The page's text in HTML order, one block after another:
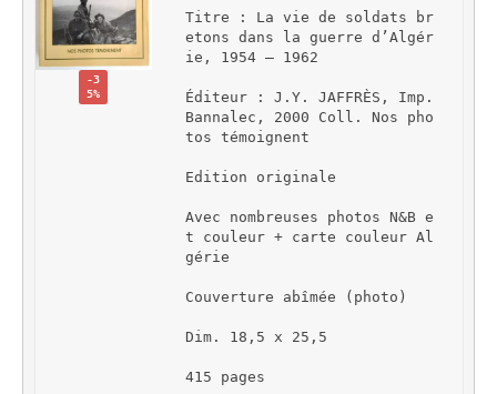
-3
5%
Titre : La vie de soldats br
etons dans la guerre d’Algér
ie, 1954 – 1962
Éditeur : J.Y. JAFFRÈS, Imp.
Bannalec, 2000 Coll. Nos pho
tos témoignent
Edition originale
Avec nombreuses photos N&B e
t couleur + carte couleur Al
gérie
Couverture abîmée (photo)
Dim. 18,5 x 25,5
415 pages